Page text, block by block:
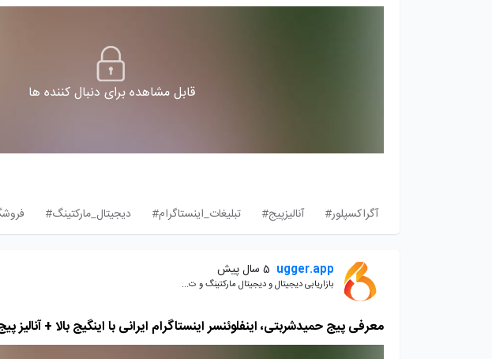
قابل مشاهده برای دنبال کننده ها
آگراکسپلور#
آنالیزپیج# تبلیغات_اینستاگرام# دیجیتال_مارکتینگ#
ugger.app 5 سال پیش
بازاریابی دیجیتال و دیجیتال مارکتینگ و ت...
معرفی پیج حمیدشربتی، اینفلوئنسر اینستاگرام ایرانی با اینگیج بالا + آنالیز